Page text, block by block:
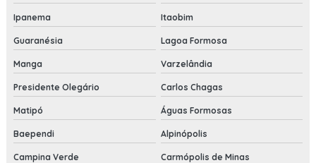
Ipanema Itaobim
Guaranésia Lagoa Formosa
Manga Varzelândia
Presidente Olegário Carlos Chagas
Matipó Águas Formosas
Baependi Alpinópolis
Campina Verde Carmópolis de Minas